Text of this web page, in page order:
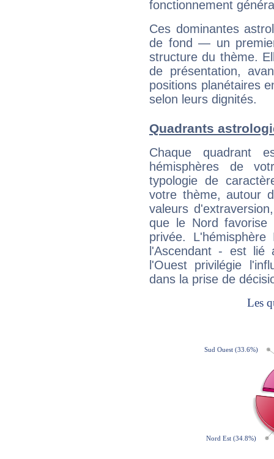
fonctionnement
Ces dominantes
de fond — un
structure du thème.
de présentation,
positions planétaires
selon leurs dignités.
Quadrants
Chaque quadrant
hémisphères de
typologie de
votre thème, autour
valeurs
que le Nord favorise
privée.
l'Ascendant - est
l'Ouest privilégie
dans la prise de